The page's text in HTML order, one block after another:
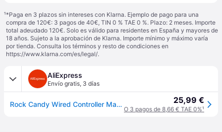
¹*Paga en 3 plazos sin intereses con Klarna. Ejemplo de pago para una
compra de 120€: 3 pagos de 40€, TIN 0 % TAE 0 %. Plazo: 2 meses. Importe
total adeudado 120€. Solo es válido para residentes en España y mayores de
18 años. Sujeto a la aprobación de Klarna. Importe mínimo y máximo varía
por tienda. Consulta los términos y resto de condiciones en
https://www.klarna.com/es/legal/.
AliExpress
Envío gratis, 3 días
Rock Candy Wired Controller Mario Licenciado - SWITCH 1 25,99 €
O 3 pagos de 8,66 € TAE 0%¹